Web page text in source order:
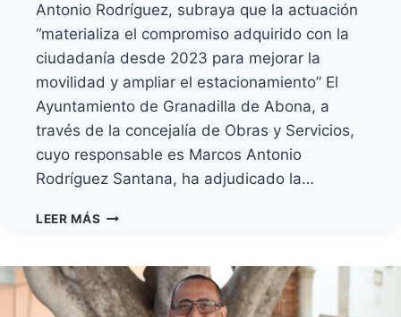
Antonio Rodríguez, subraya que la actuación
“materializa el compromiso adquirido con la
ciudadanía desde 2023 para mejorar la
movilidad y ampliar el estacionamiento” El
Ayuntamiento de Granadilla de Abona, a
través de la concejalía de Obras y Servicios,
cuyo responsable es Marcos Antonio
Rodríguez Santana, ha adjudicado la…
LEER MÁS GRANADILLA
ADJUDICA
LA
CONSTRUCCIÓN